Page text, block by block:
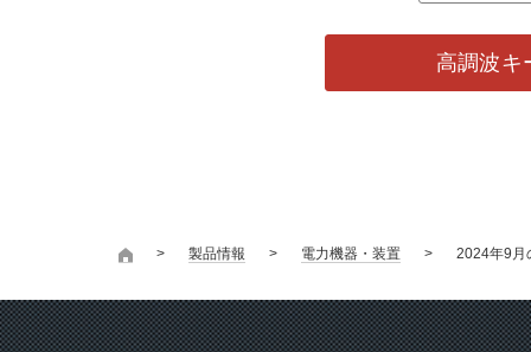
高調波キ
製品情報 電力機器・装置 2024年9月